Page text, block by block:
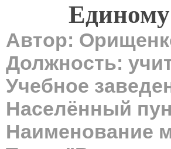
Единому
Автор:
Должность:
Учебное
Населённый
Наименование